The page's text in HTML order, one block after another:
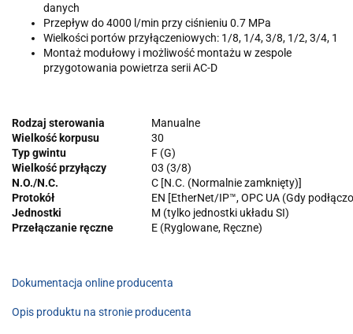
danych
Przepływ do 4000 l/min przy ciśnieniu 0.7 MPa
Wielkości portów przyłączeniowych: 1/8, 1/4, 3/8, 1/2, 3/4, 1
Montaż modułowy i możliwość montażu w zespole
przygotowania powietrza serii AC-D
Rodzaj sterowania
Manualne
Wielkość korpusu
30
Typ gwintu
F (G)
Wielkość przyłączy
03 (3/8)
N.O./N.C.
C [N.C. (Normalnie zamknięty)]
Protokół
EN [EtherNet/IP™, OPC UA (Gdy
Jednostki
M (tylko jednostki układu SI)
Przełączanie ręczne
E (Ryglowane, Ręczne)
Dokumentacja online producenta
Opis produktu na stronie producenta